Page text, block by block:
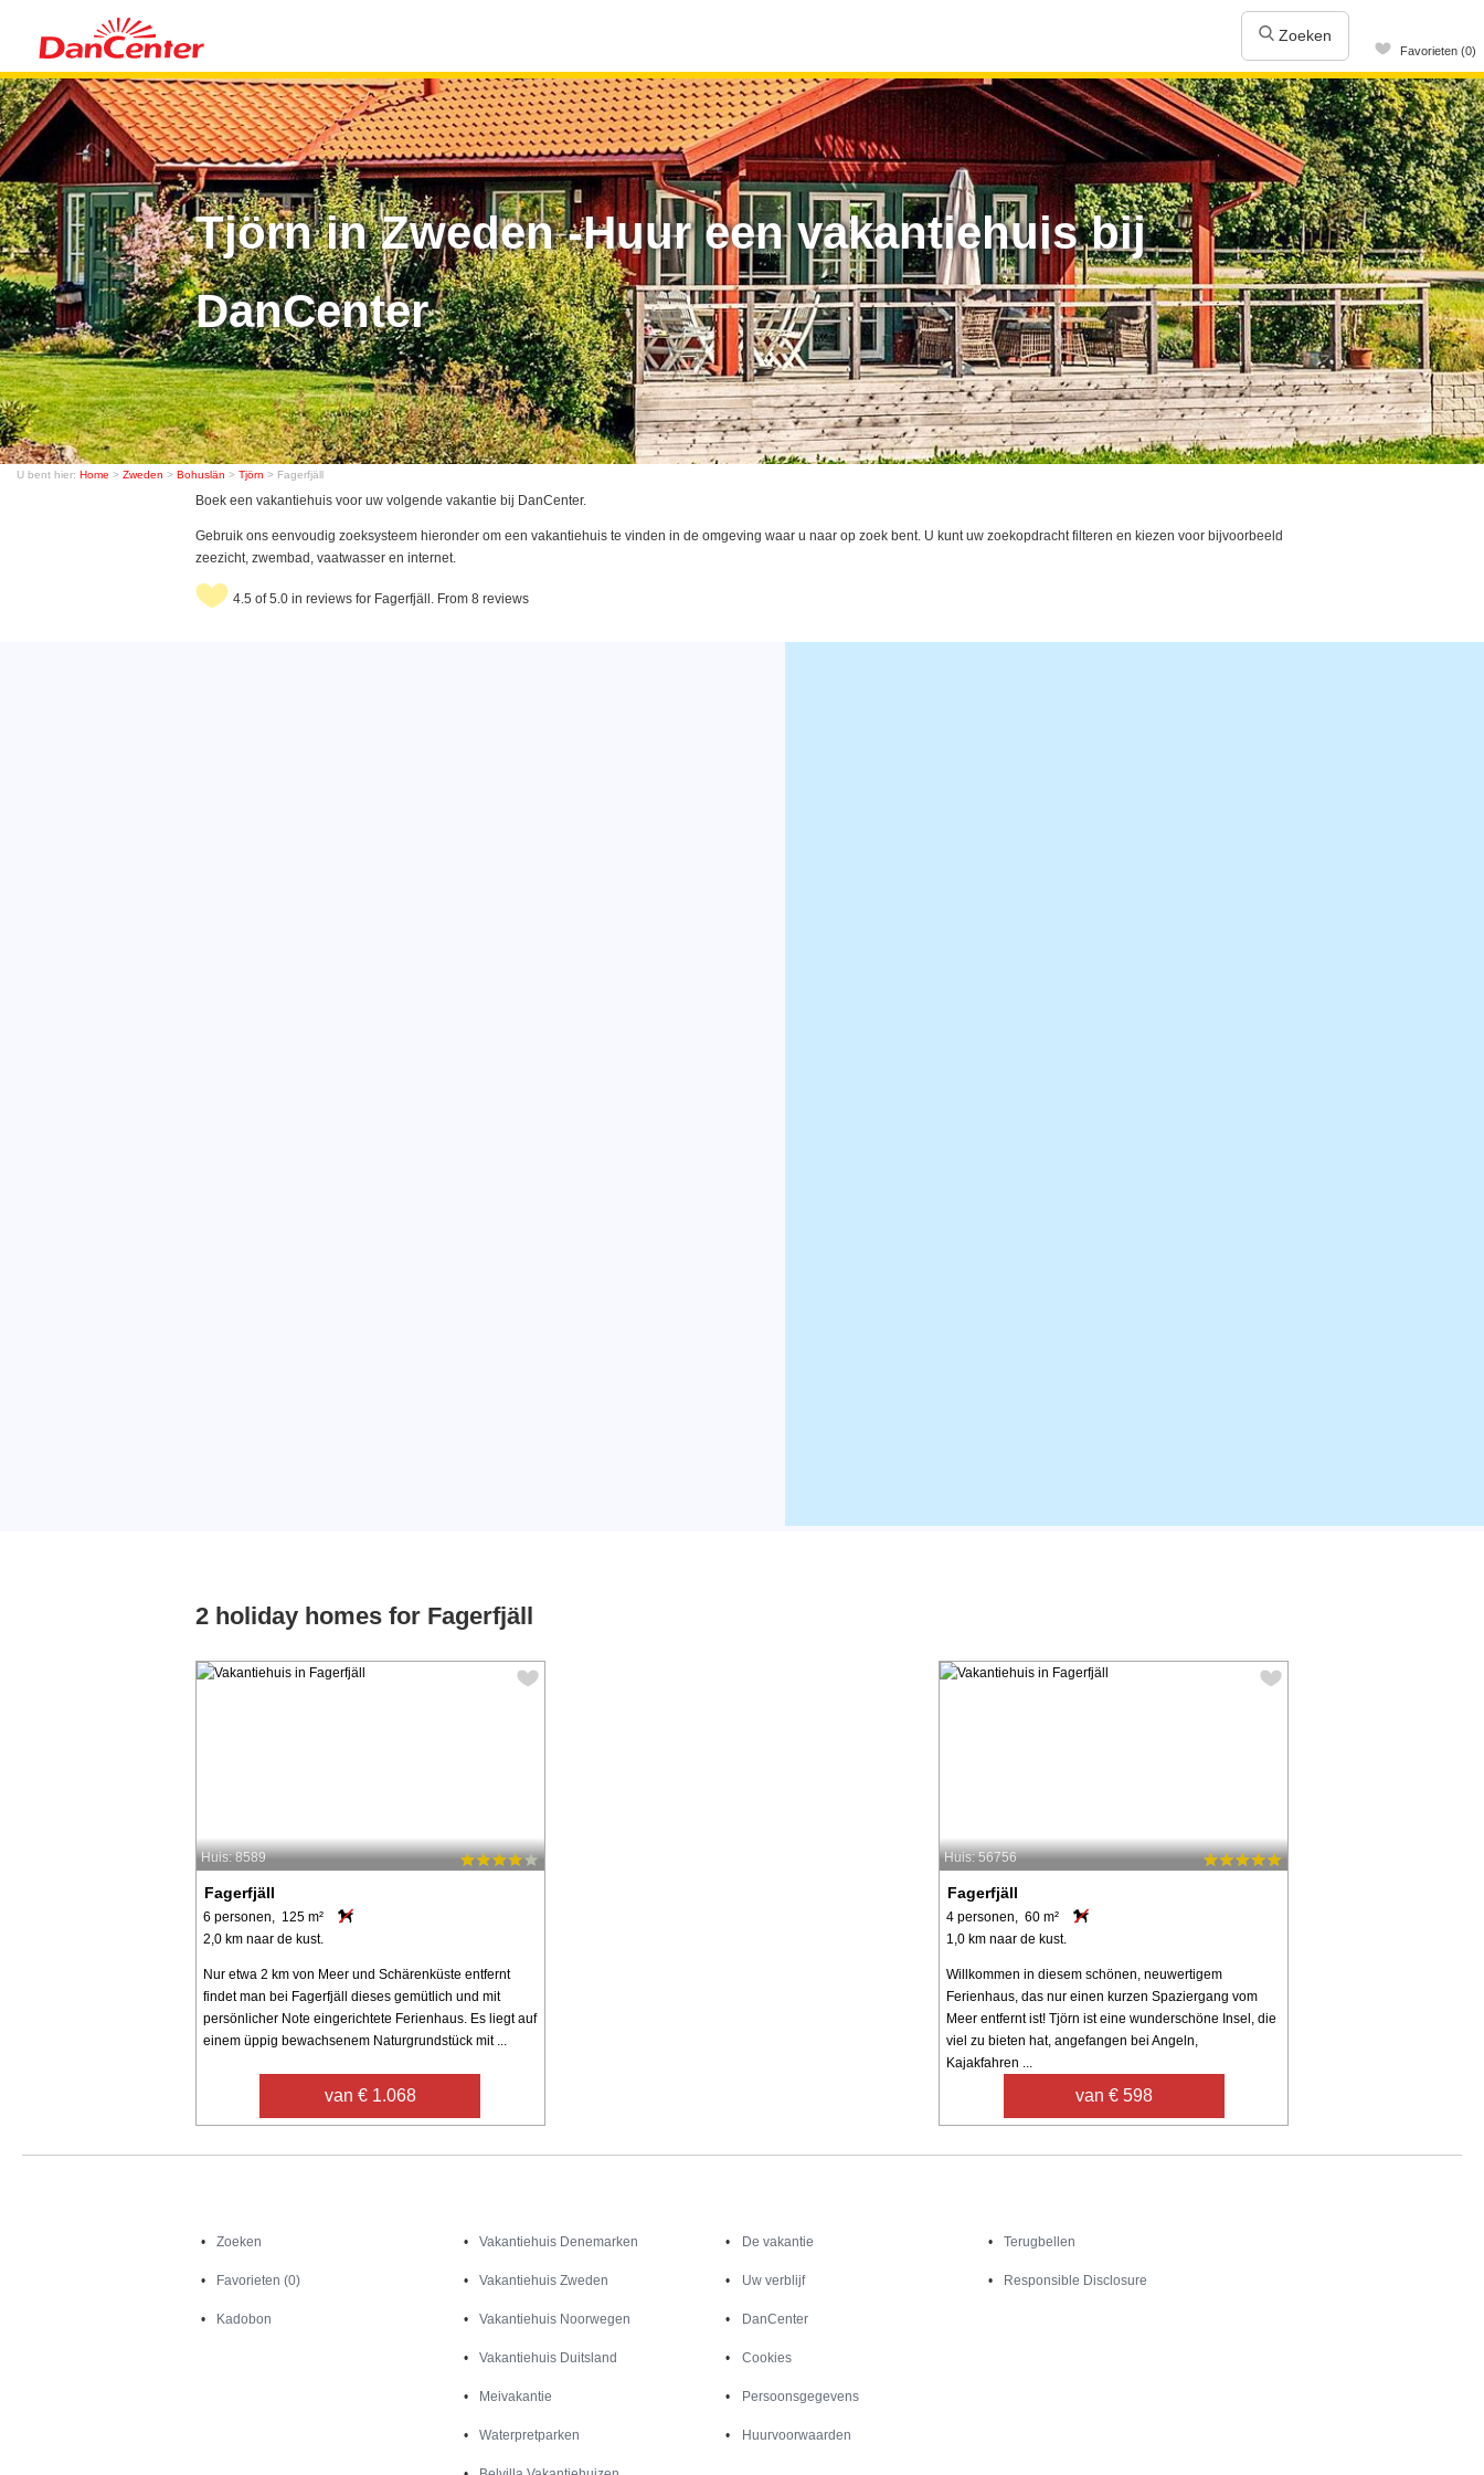
Zoeken
Favorieten (0)
Tjörn in Zweden -Huur een vakantiehuis bij
DanCenter
U bent hier: Home > Zweden > Bohuslän > Tjörn > Fagerfjäll
Boek een vakantiehuis voor uw volgende vakantie bij DanCenter.
Gebruik ons eenvoudig zoeksysteem hieronder om een vakantiehuis te vinden in de omgeving waar u naar op zoek bent. U kunt uw zoekopdracht filteren en kiezen voor bijvoorbeeld
zeezicht, zwembad, vaatwasser en internet.
4.5 of 5.0 in reviews for Fagerfjäll. From 8 reviews
2 holiday homes for Fagerfjäll
Huis: 8589
Fagerfjäll
6 personen, 125 m²
2,0 km naar de kust.
Nur etwa 2 km von Meer und Schärenküste entfernt
findet man bei Fagerfjäll dieses gemütlich und mit
persönlicher Note eingerichtete Ferienhaus. Es liegt auf
einem üppig bewachsenem Naturgrundstück mit ...
van € 1.068
Huis: 56756
Fagerfjäll
4 personen, 60 m²
1,0 km naar de kust.
Willkommen in diesem schönen, neuwertigem
Ferienhaus, das nur einen kurzen Spaziergang vom
Meer entfernt ist! Tjörn ist eine wunderschöne Insel, die
viel zu bieten hat, angefangen bei Angeln,
Kajakfahren ...
van € 598
Zoeken
Favorieten (0)
Kadobon
Vakantiehuis Denemarken
Vakantiehuis Zweden
Vakantiehuis Noorwegen
Vakantiehuis Duitsland
Meivakantie
Waterpretparken
De vakantie
Uw verblijf
DanCenter
Cookies
Persoonsgegevens
Huurvoorwaarden
Terugbellen
Responsible Disclosure